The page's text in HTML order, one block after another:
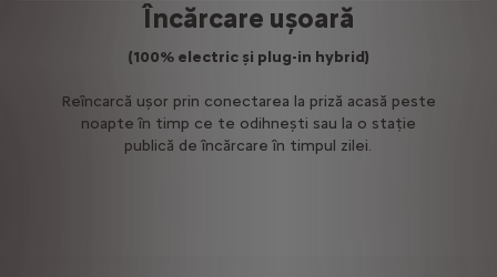
Încărcare ușoară
(100% electric și plug-in hybrid)
Reîncarcă ușor prin conectarea la priză acasă peste
noapte în timp ce te odihnești sau la o stație
publică de încărcare în timpul zilei.